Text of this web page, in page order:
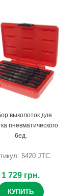
выколоток для
пневматического
6ед.
5420 JTC
1 729 грн.
КУПИТЬ